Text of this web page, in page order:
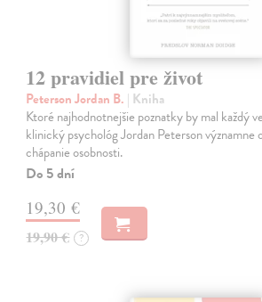
12 pravidiel pre život
Peterson Jordan B. | Kniha
Ktoré najhodnotnejšie poznatky by mal každý
klinický psychológ Jordan Peterson významne
chápanie osobnosti.
Do 5 dní
19,30 €
19,90 € ?